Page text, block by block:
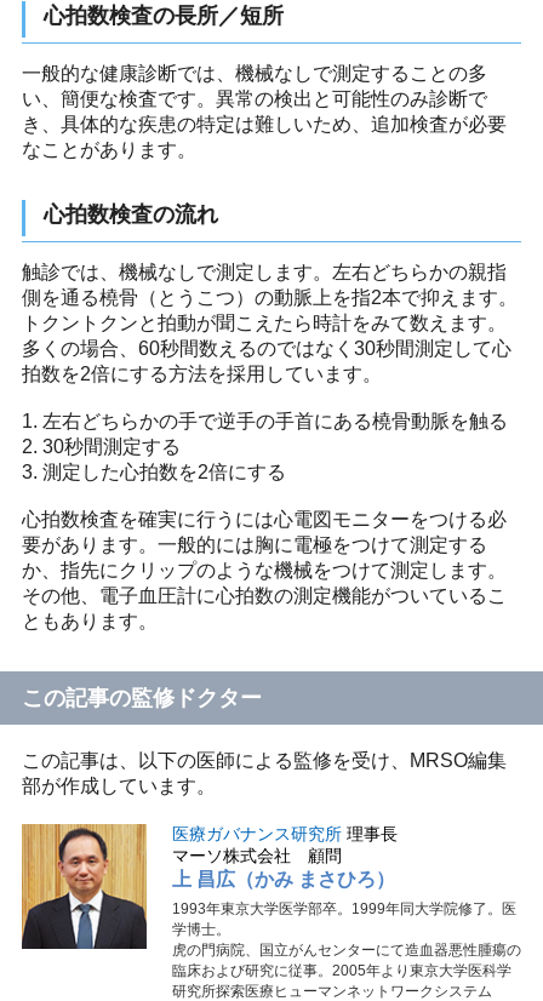
心拍数検査の長所／短所
一般的な健康診断では、機械なしで測定することの多
い、簡便な検査です。異常の検出と可能性のみ診断で
き、具体的な疾患の特定は難しいため、追加検査が必要
なことがあります。
心拍数検査の流れ
触診では、機械なしで測定します。左右どちらかの親指
側を通る橈骨（とうこつ）の動脈上を指2本で抑えます。
トクントクンと拍動が聞こえたら時計をみて数えます。
多くの場合、60秒間数えるのではなく30秒間測定して心
拍数を2倍にする方法を採用しています。
1. 左右どちらかの手で逆手の手首にある橈骨動脈を触る
2. 30秒間測定する
3. 測定した心拍数を2倍にする
心拍数検査を確実に行うには心電図モニターをつける必
要があります。一般的には胸に電極をつけて測定する
か、指先にクリップのような機械をつけて測定します。
その他、電子血圧計に心拍数の測定機能がついているこ
ともあります。
この記事の監修ドクター
この記事は、以下の医師による監修を受け、MRSO編集
部が作成しています。
医療ガバナンス研究所理事長
マーソ株式会社 顧問
上 昌広（かみ まさひろ）
1993年東京大学医学部卒。1999年同大学院修了。医
学博士。
虎の門病院、国立がんセンターにて造血器悪性腫瘍の
臨床および研究に従事。2005年より東京大学医科学
研究所探索医療ヒューマンネットワークシステム